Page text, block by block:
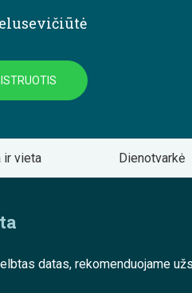
ir vieta Dienotvarkė
datas, rekomenduojame